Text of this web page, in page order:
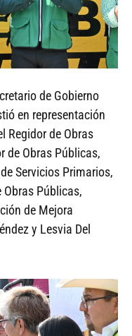
de Gobierno
en representación
Regidor de Obras
de Obras Públicas,
Servicios Primarios,
Obras Públicas,
de Mejora
y Lesvia Del